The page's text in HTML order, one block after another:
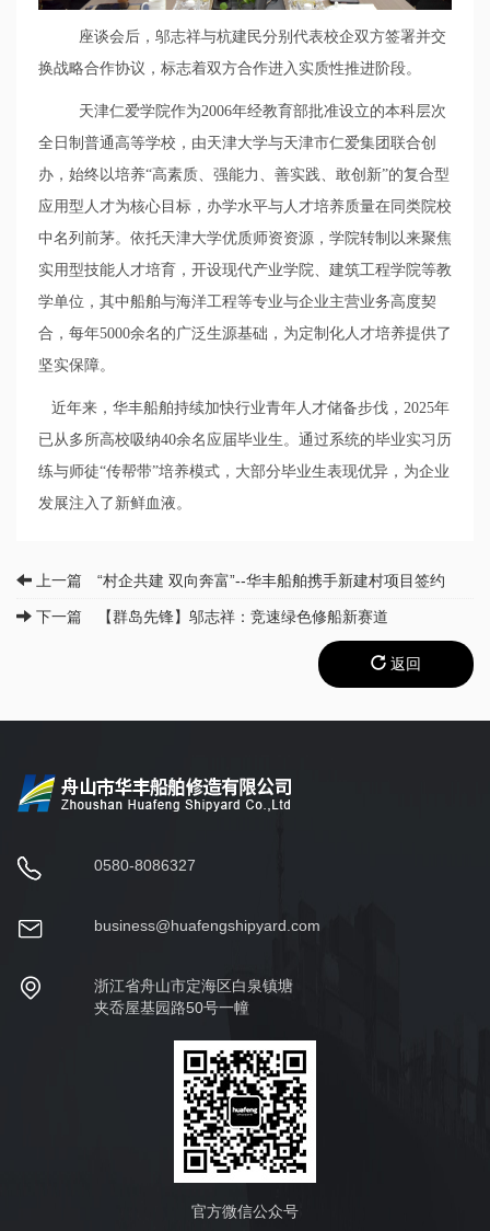
座谈会后，邬志祥与杭建民分别代表校企双方签署并交
换战略合作协议，标志着双方合作进入实质性推进阶段。
天津仁爱学院作为2006年经教育部批准设立的本科层次
全日制普通高等学校，由天津大学与天津市仁爱集团联合创
办，始终以培养“高素质、强能力、善实践、敢创新”的复合型
应用型人才为核心目标，办学水平与人才培养质量在同类院校
中名列前茅。依托天津大学优质师资资源，学院转制以来聚焦
实用型技能人才培育，开设现代产业学院、建筑工程学院等教
学单位，其中船舶与海洋工程等专业与企业主营业务高度契
合，每年5000余名的广泛生源基础，为定制化人才培养提供了
坚实保障。
近年来，华丰船舶持续加快行业青年人才储备步伐， 2025年
已从多所高校吸纳40余名应届毕业生。通过系统的毕业实习历
练与师徒“传帮带”培养模式，大部分毕业生表现优异，为企业
发展注入了新鲜血液。
上一篇 “村企共建 双向奔富”--华丰船舶携手新建村项目签约
下一篇 【群岛先锋】邬志祥：竞速绿色修船新赛道
返回
0580-8086327
business@huafengshipyard.com
浙江省舟山市定海区白泉镇塘
夹岙屋基园路50号一幢
官方微信公众号